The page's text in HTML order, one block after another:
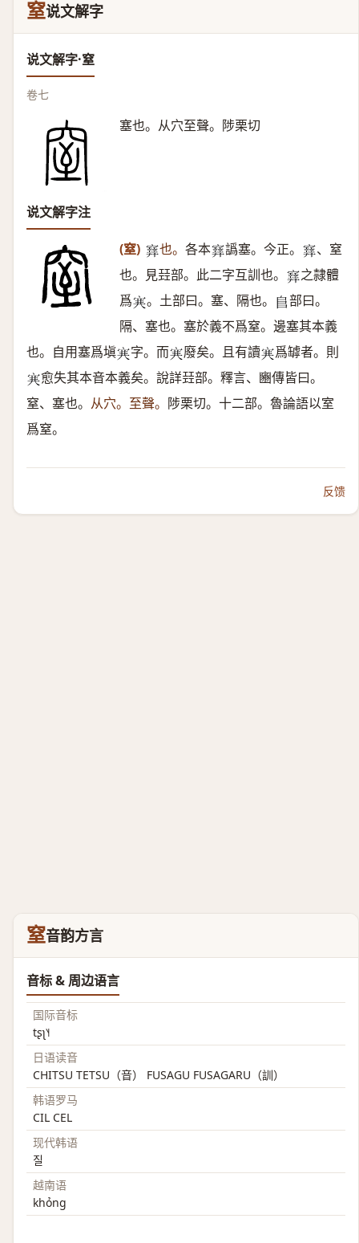
窒说文解字
说文解字·窒
卷七
塞也。从穴至聲。陟栗切
说文解字注
(窒) 𡫳 也。 各本𡫳 譌塞。今正。 𡫳 、窒
也。見㠭部。此二字互訓也。 𡫳 之隷體
爲𡨄 。土部曰。塞、隔也。 𨸏部曰。
隔、塞也。塞於義不爲窒。邊塞其本義
也。自用塞爲塡𡨄 字。而𡨄 廢矣。且有讀𡨄 爲罅者。則
𡨄 愈失其本音本義矣。說詳㠭部。釋言、豳傳皆曰。
窒、塞也。 从穴。至聲。 陟栗切。十二部。魯論語以室
爲窒。
反馈
窒音韵方言
音标 & 周边语言
国际音标
tʂʅ˥˧
日语读音
CHITSU TETSU（音） FUSAGU FUSAGARU（訓）
韩语罗马
CIL CEL
现代韩语
질
越南语
khỏng